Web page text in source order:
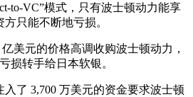
VC”模式，只有波士顿动力能享
只能不断地亏损。
元的价格高调收购波士顿动力，
损转手给日本软银。
3,700 万美元的资金要求波士顿